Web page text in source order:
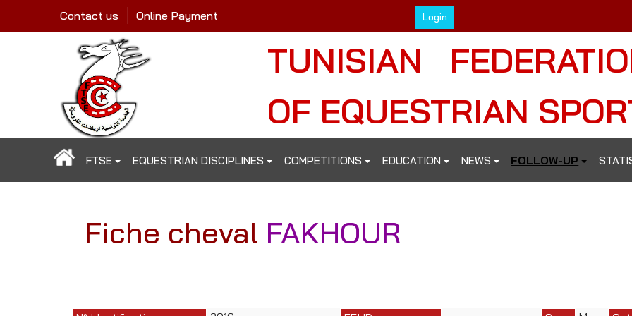
Login
Contact us Online Payment
TUNISIAN
OF EQUESTRIAN
FTSE EQUESTRIAN DISCIPLINES COMPETITIONS EDUCATION NEWS FOLLOW-UP
Fiche cheval FAKHOUR